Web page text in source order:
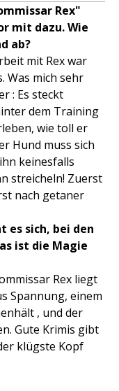
Rex"
mit dazu. Wie
ab?
mit Rex war
Was mich sehr
: Es steckt
dem Training
wie toll er
Hund muss sich
keinesfalls
streicheln! Zuerst
nach getaner
es sich, bei den
ist die Magie
Rex liegt
Spannung, einem
, und der
Gute Krimis gibt
klügste Kopf